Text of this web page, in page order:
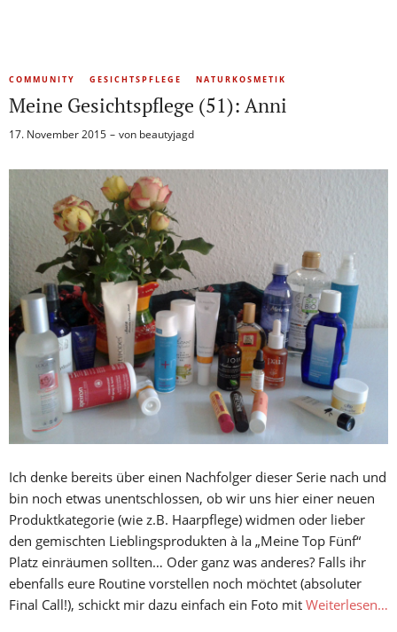
COMMUNITY GESICHTSPFLEGE NATURKOSMETIK
Meine Gesichtspflege (51): Anni
17. November 2015 von beautyjagd
Ich denke bereits über einen Nachfolger dieser Serie nach und
bin noch etwas unentschlossen, ob wir uns hier einer neuen
Produktkategorie (wie z.B. Haarpflege) widmen oder lieber
den gemischten Lieblingsprodukten à la „Meine Top Fünf“
Platz einräumen sollten… Oder ganz was anderes? Falls ihr
ebenfalls eure Routine vorstellen noch möchtet (absoluter
Final Call!), schickt mir dazu einfach ein Foto mit Weiterlesen…